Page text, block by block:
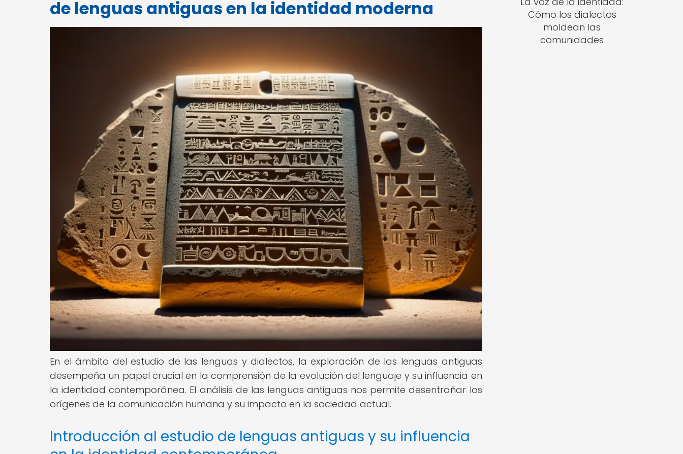
de lenguas antiguas en la identidad moderna
En el ámbito del estudio de las lenguas y dialectos, la exploración de las lenguas antiguas
desempeña un papel crucial en la comprensión de la evolución del lenguaje y su influencia en
la identidad contemporánea. El análisis de las lenguas antiguas nos permite desentrañar los
orígenes de la comunicación humana y su impacto en la sociedad actual.
Introducción al estudio de lenguas antiguas y su influencia
Cómo los dialectos
moldean las
comunidades